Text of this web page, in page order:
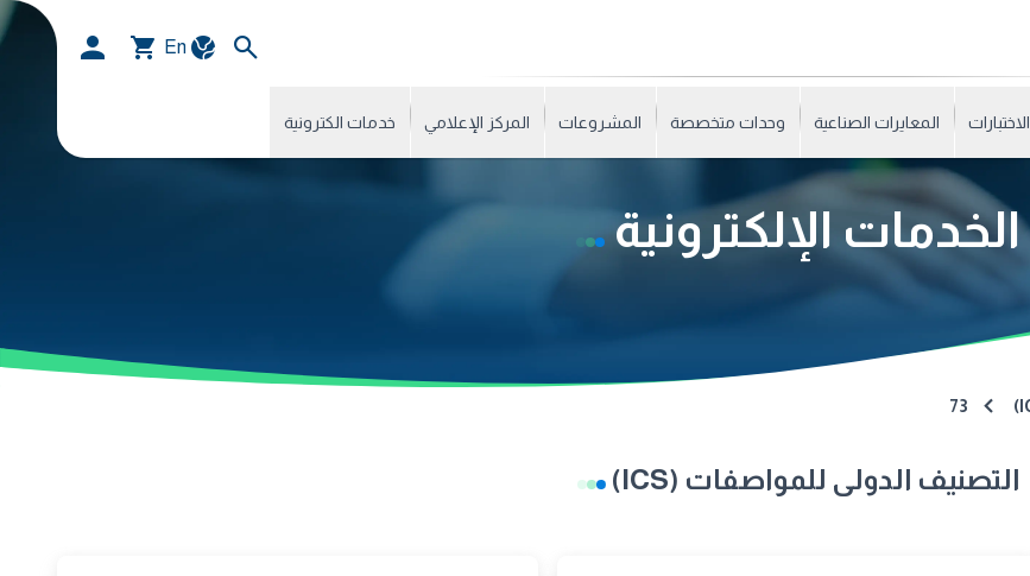
En
الاختبارات المعايرات الصناعية وحدات متخصصة المشروعات المركز الإعلامي خدمات الكترونية
الخدمات الإلكترونية
73
التصنيف الدولى للمواصفات (ICS)